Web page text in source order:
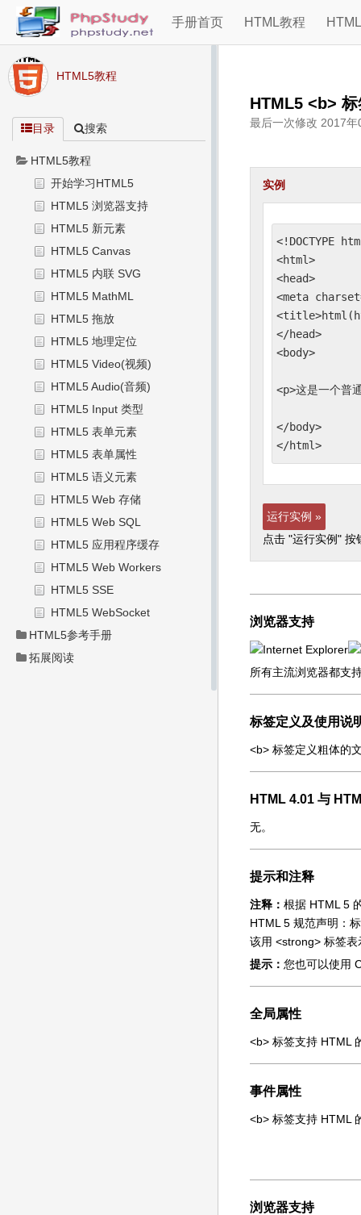
手册首页 HTML教程
HTML5教程
目录 搜索
HTML5教程
开始学习HTML5
HTML5 浏览器支持
HTML5 新元素
HTML5 Canvas
HTML5 内联 SVG
HTML5 MathML
HTML5 拖放
HTML5 地理定位
HTML5 Video(视频)
HTML5 Audio(音频)
HTML5 Input 类型
HTML5 表单元素
HTML5 表单属性
HTML5 语义元素
HTML5 Web 存储
HTML5 Web SQL
HTML5 应用程序缓存
HTML5 Web Workers
HTML5 SSE
HTML5 WebSocket
HTML5参考手册
拓展阅读
HTML5 <b> 标
最后一次修改 2017年
实例
<!DOCTYPE
<html>
<head>
<meta
</head>
<body>
<p>这是一个普
</body>
</html>
运行实例 »
点击 "运行实例" 按
浏览器支持
所有主流浏览器都支
标签定义及使用说
<b> 标签定义粗体的
HTML 4.01 与
无。
提示和注释
注释： 根据 HTML 5
HTML 5 规范声明：
该用 <strong> 标签
提示： 您也可以使用
全局属性
<b> 标签支持 HTML
事件属性
<b> 标签支持 HTML
浏览器支持